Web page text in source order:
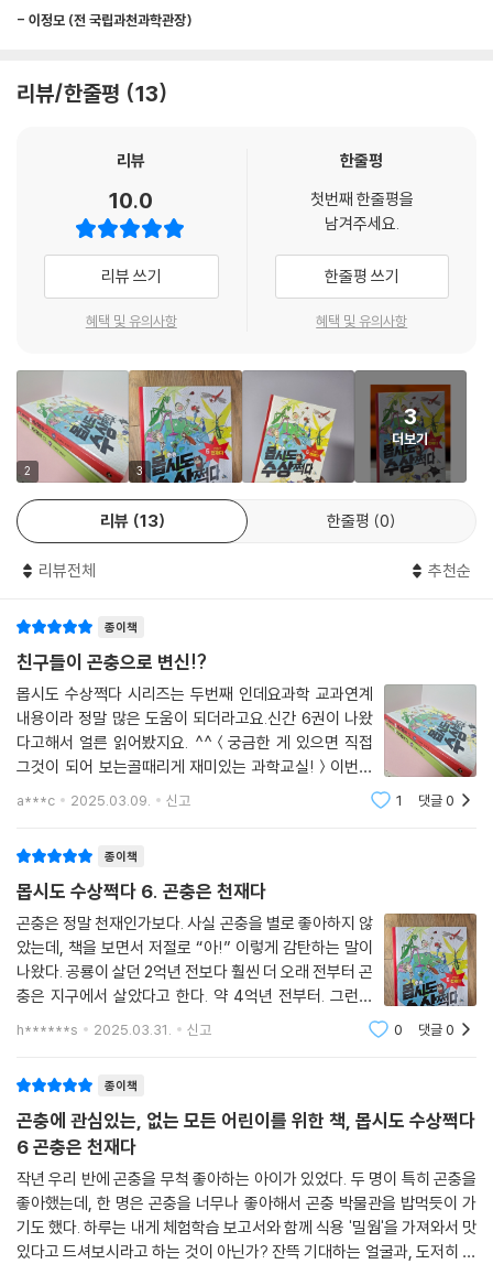
연두를 따라 더 깊은 숲속으로 들어간 아로는 나비 수백 마리가 날아다니
피다 노란색 주머니가 복숭아나무에 달려 있는 것을 발견한다. 공부균 선
에서 어떤 어른 곤충이 나오게 될지 모두 궁금해한다.
도 알게 되지요. 책 속 4개의 실험은 우리가 궁금했던 곤충의 비밀을 밝혀
나는 내용은 간결한 질문으로 제시해 꼭 알아야 할 개념과 원리를 정리할
수 있게 도와줍니다. 아로와 건우 혜리의 마음을 이해해주는 공부균 선생
되는 시간이 됩니다.
과학 없는 삶은 상상하기 어려운 시대를 살아가는 우리에게 과학은 알면
알수록 흥미진진한 세상입니다. 과학은 아는 만큼 더 넓고 큰 세상을 바라
보는 힘을 주는데요. 어렵게 느껴지는 과학을 잘 이해하려면 개념과 원리
를 쉽게 접근해야 합니다. 초등학교 과학 교과서의 필수 주제를 알기 쉽고
재밌게 이야기하는 《몹시도 수상쩍다- 6권 곤충은 천재다》는 어린이들의
아이들이 궁금해할 수 있는 과학의 궁금증을 직접 체험하고 실험해보며 개
념과 원리를 동시에 깨닫게 될 것입니다.
시리즈 《몹시도 수상쩍다》는 1권 아로네 옆집으로 수상한 분위기를 풍기
는 공부균 선생님이 이사를 오면서 시작됩니다. 공부균 선생님이 차린 과
학교실에서 유일한 제자 아로와 그런 아로를 따라다니는 건우, 차고 도도
해 보이지만 따듯한 속마음을 가진 공부균 선생님의 딸 혜리, 덩치만 컸지
겁이 많은 고양이 에디슨, 이들은 기상천외한 과학 실험을 통해 흥미로운
과학적 발견을 해 나갑니다.
과학이 지루하기만 했던 아로와 건우는 공부균 선생님의 과학교실에서 다
양한 경험을 통해 과학 공부에 흥미를 갖게 됩니다.개성 넘치는 주인공들
과 기발한 과학교실 안에서의 실험 이야기는 어린이는 물론이고 학부모의
관심도 폭발적입니다. 이런 독자들의 기대에 부응하기 위해 ‘날씨’를 주제
로 한 2권이 출간되었고, 3권에서는 우주에 대한 궁금증을 낱낱이 파헤쳐
보았고 4권에서는 말썽꾸러기 아로와 친구들이 바닷속으로 놀러가 지구
온난화로 인해 지구에 곧 닥칠 위기에 대해 탄소와 온난화는 무슨 관련이
고 엉망진창 된 돼지 행성을 도와주러 갔다가 식물로 변하고 식물의 줄기
인 곤충들에 대해 배우면서 ‘진짜’ 어른이 되는 것이 무엇인지 깨달아 가는
과정을 담았습니다.
과학교실과 친구들은 정말 대단해!
탐구하는 즐거움, 발견하는 기쁨이 있는, ‘과학동화’ 시리즈
공부균 선생님의 과학교실은 엉뚱하고 발랄한 상상력으로 이루어져 있습
니다. 날아다니는 과학교실과 독특한 성격의 세 아이 아로, 건우, 혜리, 덩
치 큰 고양이 에디슨, 5권 식물에 등장하는 비밀스러운 공부왕 교장 선생
님, 탐구하는 즐거움, 발견하는 기쁨! 몹시도 수상쩍은 과학교실 식물편에
서는 공부균 선생님과 아이들이 놀면서 창의력과 호기심을 키워 탐구 능력
과 문제해결 능력을 더 키워 가는 미스터리한 과학 이야기가 참 재미있습
- 이정모 (전 국립과천과학관장)
리뷰/한줄평 13
리뷰
10.0
리뷰 쓰기
혜택 및 유의사항
한줄평
첫번째 한줄평을
남겨주세요.
한줄평 쓰기
혜택 및 유의사항
2 3
3
더보기
리뷰 13 한줄평 0
리뷰전체 추천순
종이책
친구들이 곤충으로 변신!?
몹시도 수상쩍다 시리즈는 두번째 인데요과학 교과연계
내용이라 정말 많은 도움이 되더라고요.신간 6권이 나왔
다고해서 얼른 읽어봤지요. ^^＜궁금한 게 있으면 직접
그것이 되어 보는골때리게 재미있는 과학교실!＞이번엔
친구들이 곤충으로 변했다는데요!친구들이 여러 가지 곤
a***c 2025.03.09. 신고 1 댓글0
종이책
몹시도 수상쩍다 6. 곤충은 천재다
곤충은 정말 천재인가보다. 사실 곤충을 별로 좋아하지 않
았는데, 책을 보면서 저절로 “아!” 이렇게 감탄하는 말이
나왔다. 공룡이 살던 2억년 전보다 훨씬 더 오래 전부터 곤
충은 지구에서 살았다고 한다. 약 4억년 전부터. 그런데
어떻게 멸종하지 않고 살아 남았는지 정말 신기했다. 공룡
h******s 2025.03.31. 신고 0 댓글0
종이책
곤충에 관심있는, 없는 모든 어린이를 위한 책, 몹시도 수상쩍다
6 곤충은 천재다
작년 우리 반에 곤충을 무척 좋아하는 아이가 있었다. 두 명이 특히 곤충을
좋아했는데, 한 명은 곤충을 너무나 좋아해서 곤충 박물관을 밥먹듯이 가
기도 했다. 하루는 내게 체험학습 보고서와 함께 식용 '밀웜'을 가져와서 맛
있다고 드셔보시라고 하는 것이 아닌가? 잔뜩 기대하는 얼굴과, 도저히 먹